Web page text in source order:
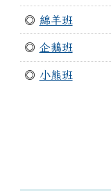
◎ 綿羊班
◎ 企鵝班
◎ 小熊班